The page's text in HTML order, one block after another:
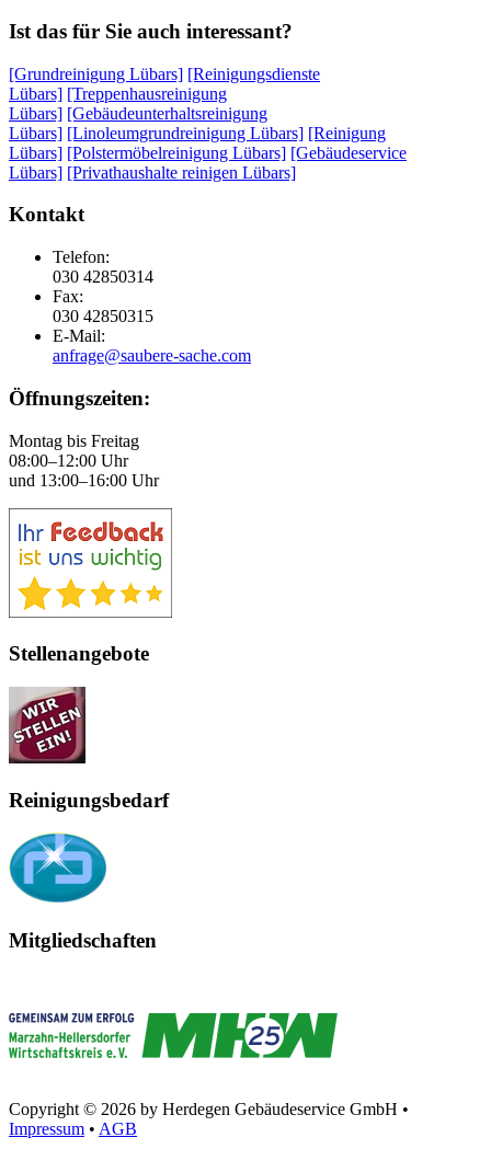
Ist das für Sie auch interessant?
[Grundreinigung Lübars] [Reinigungsdienste
Lübars] [Treppenhausreinigung
Lübars] [Gebäudeunterhaltsreinigung
Lübars] [Linoleumgrundreinigung Lübars] [Reinigung
Lübars] [Polstermöbelreinigung Lübars] [Gebäudeservice
Lübars] [Privathaushalte reinigen Lübars]
Kontakt
Telefon:
030 42850314
Fax:
030 42850315
E-Mail:
anfrage@saubere-sache.com
Öffnungszeiten:
Montag bis Freitag
08:00–12:00 Uhr
und 13:00–16:00 Uhr
Stellenangebote
Reinigungsbedarf
Mitgliedschaften
Copyright © 2026 by Herdegen Gebäudeservice GmbH •
Impressum • AGB